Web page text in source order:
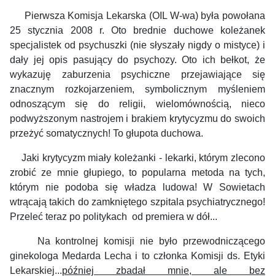
Pierwsza Komisja Lekarska (OIL W-wa) była powołana
25 stycznia 2008 r. Oto brednie duchowe koleżanek
specjalistek od psychuszki (nie słyszały nigdy o mistyce) i
dały jej opis pasujący do psychozy. Oto ich bełkot, że
wykazuję zaburzenia psychiczne przejawiające się
znacznym rozkojarzeniem, symbolicznym myśleniem
odnoszącym się do religii, wielomównością, nieco
podwyższonym nastrojem i brakiem krytycyzmu do swoich
przeżyć somatycznych! To głupota duchowa.
Jaki krytycyzm miały koleżanki - lekarki, którym zlecono
zrobić ze mnie głupiego, to popularna metoda na tych,
którym nie podoba się władza ludowa! W Sowietach
wtrącają takich do zamkniętego szpitala psychiatrycznego!
Przeleć teraz po politykach od premiera w dół...
Na kontrolnej komisji nie było przewodniczącego
ginekologa Medarda Lecha i to członka Komisji ds. Etyki
Lekarskiej...później zbadał mnie, ale bez